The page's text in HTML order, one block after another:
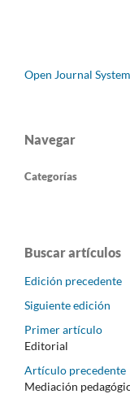
Open Journal
Navegar
Categorías
Buscar artículos
Edición precedente
Siguiente edición
Primer artículo
Editorial
Artículo precedente
Mediación